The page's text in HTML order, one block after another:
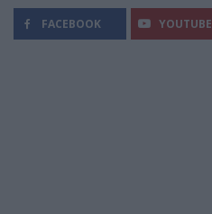
FACEBOOK YOUTUBE